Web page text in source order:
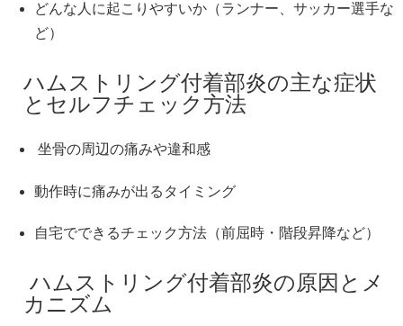
どんな人に起こりやすいか（ランナー、サッカー選手な
ど）
ハムストリング付着部炎の主な症状
とセルフチェック方法
坐骨の周辺の痛みや違和感
動作時に痛みが出るタイミング
自宅でできるチェック方法（前屈時・階段昇降など）
ハムストリング付着部炎の原因とメ
カニズム